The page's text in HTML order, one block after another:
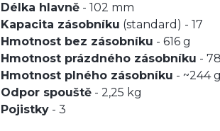
Délka hlavně - 102 mm
Kapacita zásobníku (standard) - 17
Hmotnost bez zásobníku - 616 g
Hmotnost prázdného zásobníku -
Hmotnost plného zásobníku - ~244 g
Odpor spouště - 2,25 kg
Pojistky - 3